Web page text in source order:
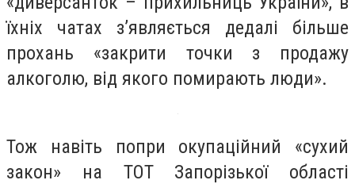
їхніх чатах з’являється дедалі більше
прохань «закрити точки з продажу
алкоголю, від якого помирають люди».
Тож навіть попри окупаційний «сухий
закон» на ТОТ Запорізької області